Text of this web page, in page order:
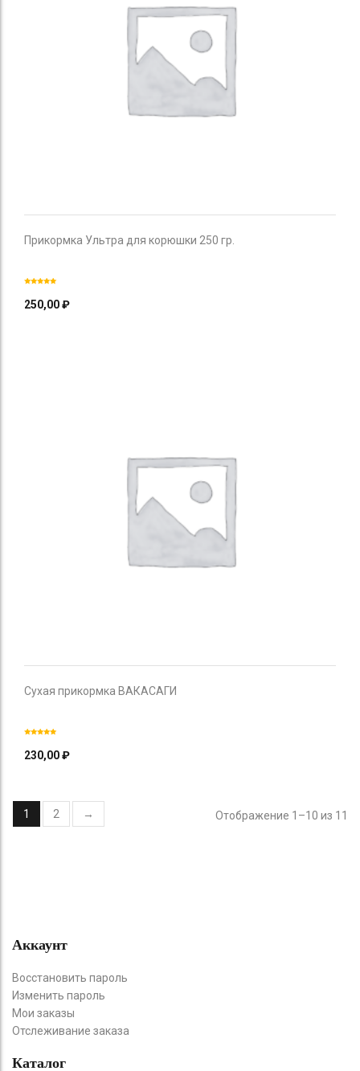
Прикормка Ультра для корюшки 250 гр.
250,00₽
Сухая прикормка ВАКАСАГИ
230,00₽
1 2 → Отображение 1–10 из 11
Аккаунт
Восстановить пароль
Изменить пароль
Мои заказы
Отслеживание заказа
Каталог